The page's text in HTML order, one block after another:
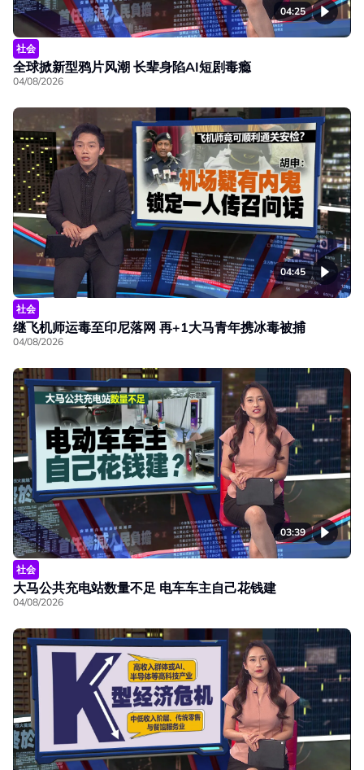
04:25
社会
全球掀新型鸦片风潮 长辈身陷AI短剧毒瘾
04/08/2026
04:45
社会
继飞机师运毒至印尼落网 再+1大马青年携冰毒被捕
04/08/2026
03:39
社会
大马公共充电站数量不足 电车车主自己花钱建
04/08/2026